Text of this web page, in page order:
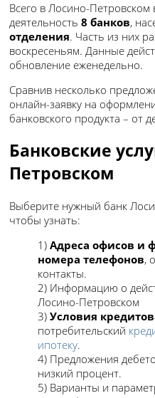
Всего в Лосино-Петровском
деятельность8 банков,
отделения. Часть из них
воскресеньям. Данные
обновление еженедельно.
Сравнив несколько
онлайн-заявку на
банковского продукта – от
Банковские
Петровском
Выберите нужный банк
чтобы узнать:
1)Адреса офисов и
номера телефонов,
контакты.
2) Информацию о
Лосино-Петровском
3)Условия
потребительский
ипотеку.
4) Предложения
низкий процент.
5) Варианты и